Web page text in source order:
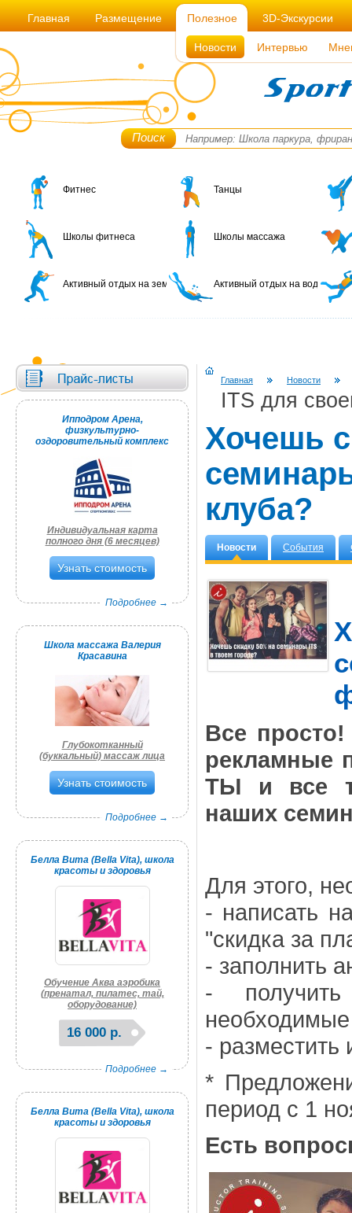
Главная Размещение Полезное
Новости Интервью
3D-Экскурсии
Поиск
Фитнес Танцы
Школы фитнеса Школы массажа
Активный отдых на земле Активный отдых на воде
Ипподром Арена,
физкультурно-
оздоровительный комплекс
Индивидуальная карта
полного дня (6 месяцев)
Узнать стоимость
Подробнее →
Школа массажа Валерия
Красавина
Глубокотканный
(буккальный) массаж лица
Узнать стоимость
Подробнее →
Белла Вита (Bella Vita), школа
красоты и здоровья
Обучение Аква аэробика
(пренатал, пилатес, тай,
оборудование)
16 000 р.
Подробнее →
Белла Вита (Bella Vita), школа
красоты и здоровья
Главная Новости
ITS для
Хочешь
клуба?
Новости События
Все просто!
рекламные
ТЫ и все
наших
Для этого,
- написать
"скидка за
- заполнить
- получить
- разместить
*
период с 1
Есть